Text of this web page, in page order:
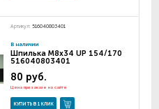
Артикул: 516040803401
В наличии
Шпилька М8х34 UP 154/170
516040803401
80 руб.
Цена при заказе на сайте
КУПИТЬ В 1 КЛИК